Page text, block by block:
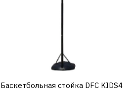
КУПИТЬ
Баскетбольная стойка DFC KIDS4